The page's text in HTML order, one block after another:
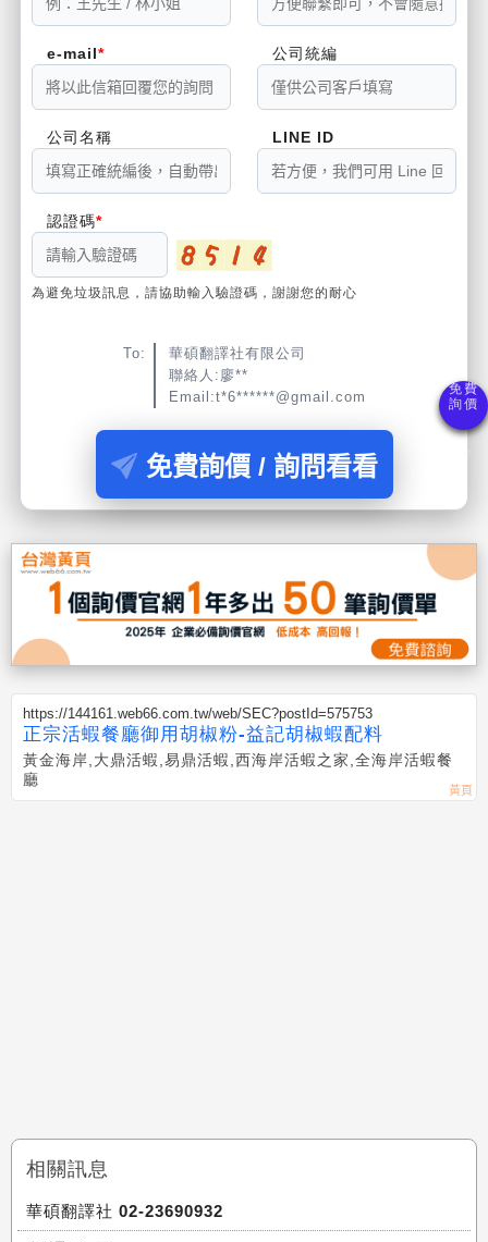
e-mail 公司統編
公司名稱 LINE ID
認證碼
為避免垃圾訊息，請協助輸入驗證碼，謝謝您的耐心
To:
華碩翻譯社有限公司
聯絡人:廖**
Email:t*6******@gmail.com
免費詢價 / 詢問看看
https://144161.web66.com.tw/web/SEC?postId=575753
正宗活蝦餐廳御用胡椒粉-益記胡椒蝦配料
黃金海岸,大鼎活蝦,易鼎活蝦,西海岸活蝦之家,全海岸活蝦餐
廳
相關訊息
華碩翻譯社 02-23690932